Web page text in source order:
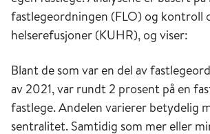
fastlegeordningen (FLO) og kontroll
helserefusjoner (KUHR), og viser:
Blant de som var en del av
av 2021, var rundt 2 prosent på en
fastlege. Andelen varierer betydelig
sentralitet. Samtidig som mer eller